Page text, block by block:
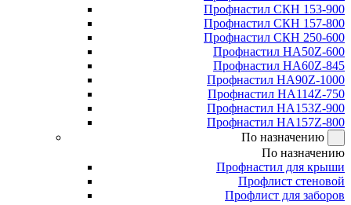
Профнастил СКН 153-900
Профнастил СКН 157-800
Профнастил СКН 250-600
Профнастил НА50Z-600
Профнастил НА60Z-845
Профнастил НА90Z-1000
Профнастил НА114Z-750
Профнастил НА153Z-900
Профнастил НА157Z-800
По назначению
По назначению
Профнастил для крыши
Профлист стеновой
Профлист для заборов